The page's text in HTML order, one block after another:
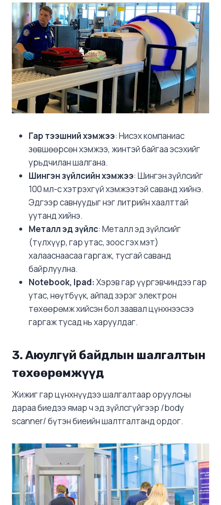
Гар тээшний хэмжээ: Нисэх компаниас
зөвшөөрсөн хэмжээ, жинтэй байгаа эсэхийг
урьдчилан шалгана.
Шингэн зүйлсийн хэмжээ: Шингэн зүйлсийг
100 мл-с хэтрэхгүй хэмжээтэй саванд хийнэ.
Эдгээр савнуудыг нэг литрийн хаалттай
уутанд хийнэ.
Металл эд зүйлс: Металл эд зүйлсийг
(түлхүүр, гар утас, зоос гэх мэт)
халааснаасаа гаргаж, тусгай саванд
байрлуулна.
Notebook, Ipad:Хэрэв гар үүргэвчиндээ гар
утас, нөүтбүүк, айпад зэрэг электрон
төхөөрөмж хийсэн бол заавал цүнхнээсээ
гаргаж тусад нь харуулдаг.
3. Аюулгүй байдлын шалгалтын
төхөөрөмжүүд
Жижиг гар цүнхнүүдээ шалгалтаар оруулсны
дараа биедээ ямар ч эд зүйлсгүйгээр /body
scanner/ бүтэн биеийн шалтгалтанд ордог.